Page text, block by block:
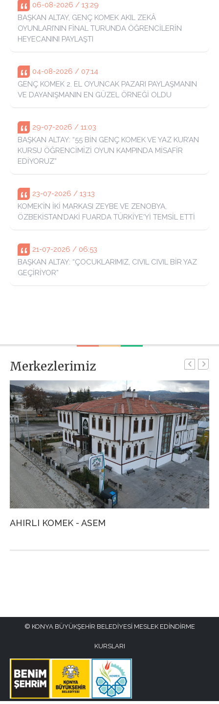
06-08-2026 / 13:29
BAŞKAN ALTAY, GENÇ KOMEK AKIL ZEKÂ
OYUNLARI’NIN FİNAL TURUNDA ÖĞRENCİLERİN
HEYECANINI PAYLAŞTI
04-08-2026 / 07:14
GENÇ KOMEK 2. EL OYUNCAK PAZARI PAYLAŞMANIN
VE DAYANIŞMANIN EN GÜZEL ÖRNEĞİ OLDU
29-07-2026 / 11:03
BAŞKAN ALTAY: “55 BİN GENÇ KOMEK VE YAZ KUR’AN
KURSU ÖĞRENCİMİZİ OYUN KAMPINDA MİSAFİR
EDİYORUZ”
23-07-2026 / 13:13
KOMEK’İN İKİ MARKASI ZEYBE VE ZENOBYA,
ÖZBEKİSTAN’DAKİ FUARDA TÜRKİYE'Yİ TEMSİL ETTİ
21-07-2026 / 06:53
BAŞKAN ALTAY: “ÇOCUKLARIMIZ, CIVIL CIVIL BİR YAZ
GEÇİRİYOR”
Merkezlerimiz
AHIRLI KOMEK - ASEM
KONYA BÜYÜKŞEHİR BELEDİYESİ MESLEK EDİNDİRME
KURSLARI